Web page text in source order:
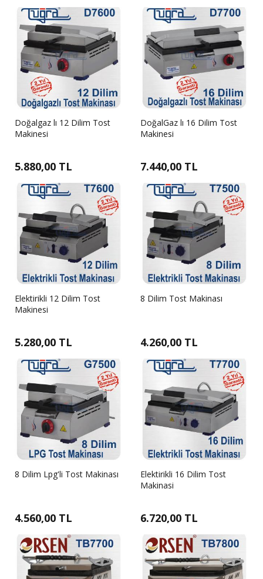
Doğalgaz lı 12 Dilim Tost
Makinesi
5.880,00 TL
DoğalGaz lı 16 Dilim Tost
Makinesi
7.440,00 TL
Elektirikli 12 Dilim Tost
Makinesi
5.280,00 TL
8 Dilim Tost Makinası
4.260,00 TL
8 Dilim Lpg'li Tost Makinası
4.560,00 TL
Elektirikli 16 Dilim Tost
Makinasi
6.720,00 TL